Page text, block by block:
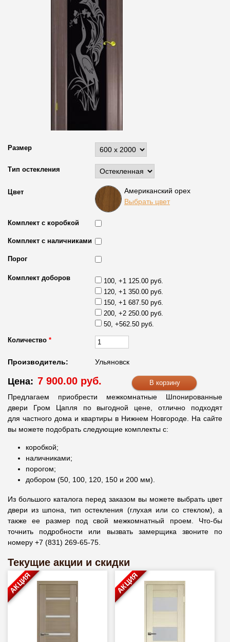
Размер
Тип остекления
Американский орех
Выбрать цвет
Цвет
Комплект с коробкой
Комплект с наличниками
Порог
Комплект доборов
100, +1 125.00 руб.
120, +1 350.00 руб.
150, +1 687.50 руб.
200, +2 250.00 руб.
50, +562.50 руб.
Количество *
Производитель: Ульяновск
Цена: 7 900.00 руб.
Предлагаем приобрести межкомнатные Шпонированные
двери Гром Цапля по выгодной цене, отлично подходят
для частного дома и квартиры в Нижнем Новгороде. На сайте
вы можете подобрать следующие комплекты с:
коробкой;
наличниками;
порогом;
добором (50, 100, 120, 150 и 200 мм).
Из большого каталога перед заказом вы можете выбрать цвет
двери из шпона, тип остекления (глухая или со стеклом), а
также ее размер под свой межкомнатный проем. Что-бы
точнить подробности или вызвать замерщика звоните по
номеру +7 (831) 269-65-75.
Текущие акции и скидки
АКЦИЯ АКЦИЯ